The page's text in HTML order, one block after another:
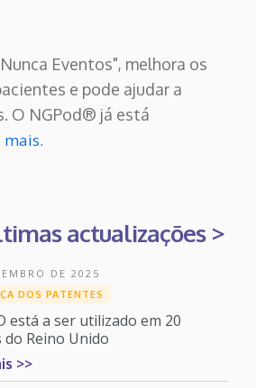
Eventos", melhora os
e pode ajudar a
O NGPod® já está
mais.
actualizações >
DE 2025
DOS PATENTES
está a ser utilizado em 20
Reino Unido
>>